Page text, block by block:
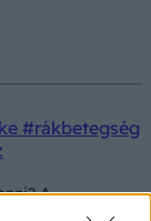
#rákbetegség
A